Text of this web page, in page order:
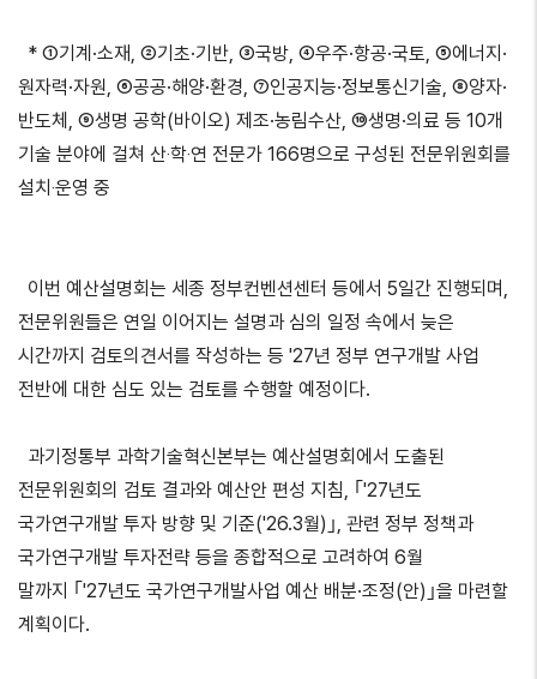
* ①기계·소재, ②기초·기반, ③국방, ④우주·항공·국토, ⑤에너지·
원자력·자원, ⑥공공·해양·환경, ⑦인공지능·정보통신기술, ⑧양자·
반도체, ⑨생명 공학(바이오) 제조·농림수산, ⑩생명·의료 등 10개
기술 분야에 걸쳐 산‧학‧연 전문가 166명으로 구성된 전문위원회를
설치‧운영 중
이번 예산설명회는 세종 정부컨벤션센터 등에서 5일간 진행되며,
전문위원들은 연일 이어지는 설명과 심의 일정 속에서 늦은
시간까지 검토의견서를 작성하는 등 '27년 정부 연구개발 사업
전반에 대한 심도 있는 검토를 수행할 예정이다.
과기정통부 과학기술혁신본부는 예산설명회에서 도출된
전문위원회의 검토 결과와 예산안 편성 지침, ｢'27년도
국가연구개발 투자 방향 및 기준('26.3월)｣, 관련 정부 정책과
국가연구개발 투자전략 등을 종합적으로 고려하여 6월
말까지 ｢'27년도 국가연구개발사업 예산 배분·조정(안)｣을 마련할
계획이다.